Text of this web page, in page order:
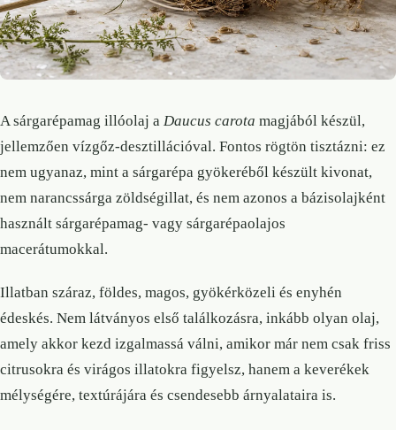
A sárgarépamag illóolaj a Daucus carota magjából készül,
jellemzően vízgőz-desztillációval. Fontos rögtön tisztázni: ez
nem ugyanaz, mint a sárgarépa gyökeréből készült kivonat,
nem narancssárga zöldségillat, és nem azonos a bázisolajként
használt sárgarépamag- vagy sárgarépaolajos
macerátumokkal.
Illatban száraz, földes, magos, gyökérközeli és enyhén
édeskés. Nem látványos első találkozásra, inkább olyan olaj,
amely akkor kezd izgalmassá válni, amikor már nem csak friss
citrusokra és virágos illatokra figyelsz, hanem a keverékek
mélységére, textúrájára és csendesebb árnyalataira is.